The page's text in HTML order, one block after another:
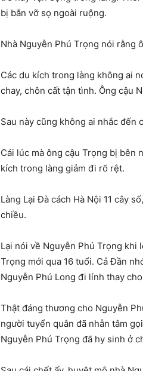
bị bắn vỡ sọ ngoài ruộng.
Nhà Nguyễn Phú Trọng nói rằng
Các du kích trong làng không ai
chay, chôn cất tận tình. Ông cậu
Sau này cũng không ai nhắc đến
Cái lúc mà ông cậu Trọng bị bên
kích trong làng giảm đi rõ rệt.
Làng Lại Đà cách Hà Nội 11 cây
chiều.
Lại nói về Nguyễn Phú Trọng
Trọng mới qua 16 tuổi. Cả Đần
Nguyễn Phú Long đi lính thay
Thật đáng thương cho Nguyễn
người tuyển quân đã nhẫn tâm
Nguyễn Phú Trọng đã hy sinh ở